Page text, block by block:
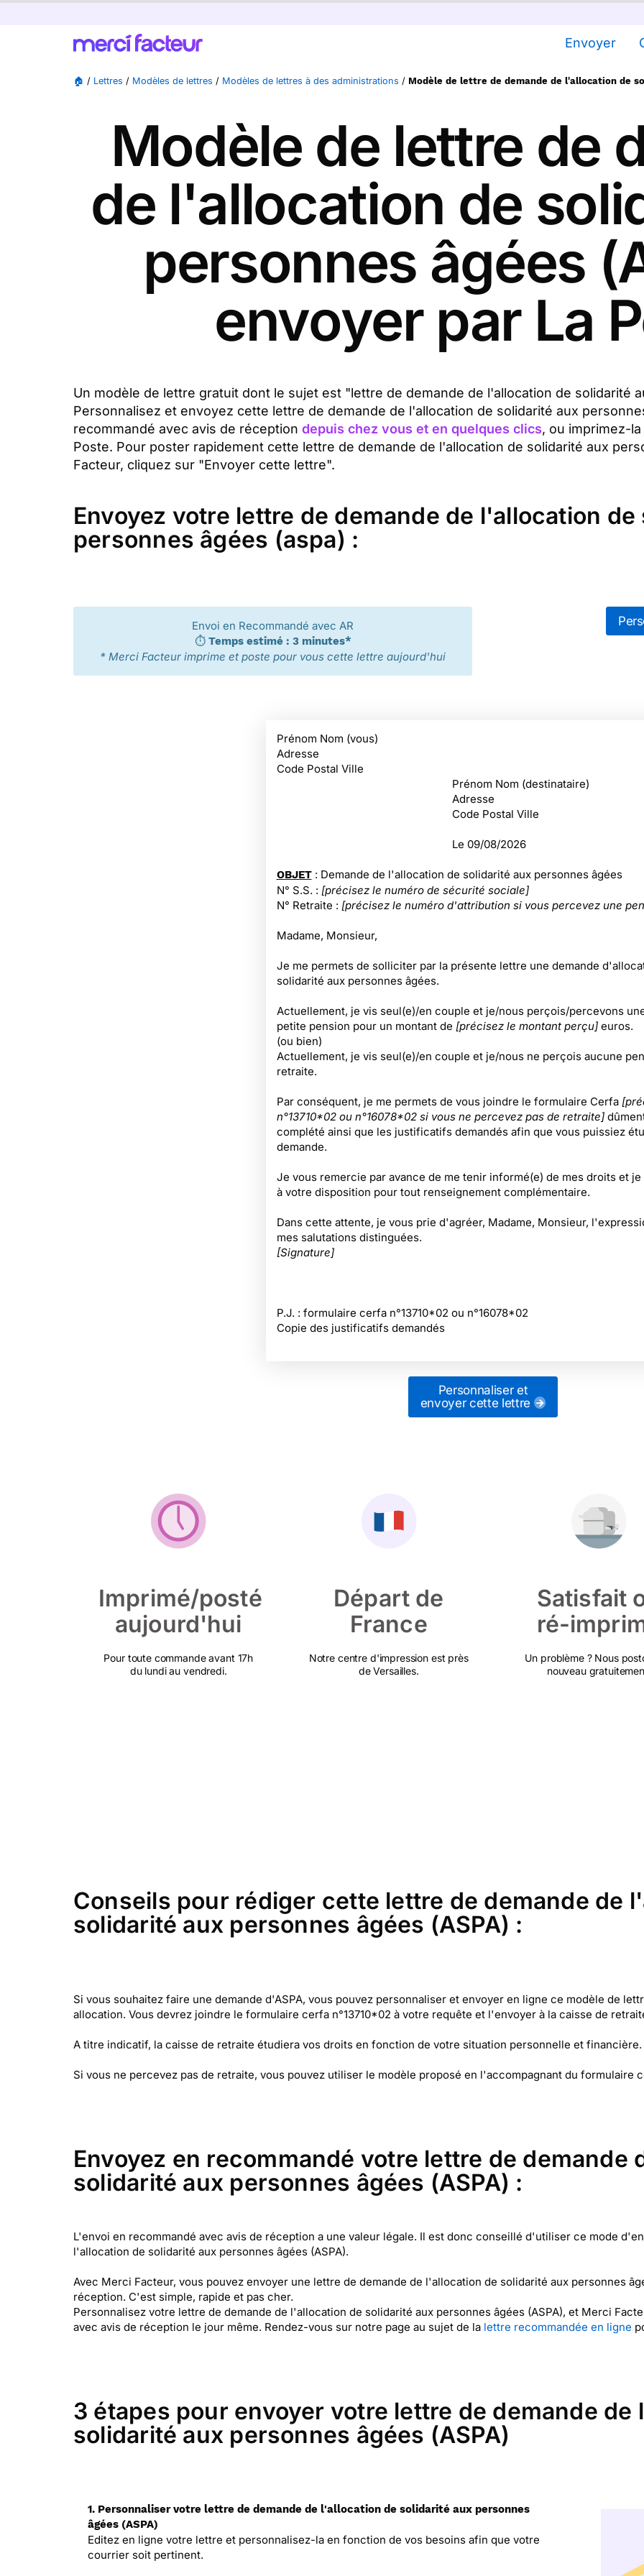
Envoyer
🏠 / Lettres / Modèles de lettres / Modèles de lettres à des administrations / Modèle de lettre de demande de l'allocation de
Modèle de lettre de
de l'allocation de
personnes âgées
envoyer par La
Un modèle de lettre gratuit dont le sujet est "lettre de demande de l'allocation de solidarité
Personnalisez et envoyez cette lettre de demande de l'allocation de solidarité aux
recommandé avec avis de réception depuis chez vous et en quelques clics, ou imprimez-
Poste. Pour poster rapidement cette lettre de demande de l'allocation de solidarité aux
Facteur, cliquez sur "Envoyer cette lettre".
Envoyez votre lettre de demande de l'allocation
personnes âgées (aspa) :
Envoi en Recommandé avec AR
⏱️ Temps estimé : 3 minutes*
* Merci Facteur imprime et poste pour vous cette lettre aujourd'hui
Prénom Nom (vous)
Adresse
Code Postal Ville
Prénom Nom (destinataire)
Adresse
Code Postal Ville
Le 09/08/2026
OBJET : Demande de l'allocation de solidarité aux personnes âgées
N° S.S. : [précisez le numéro de sécurité sociale]
N° Retraite : [précisez le numéro d'attribution si vous percevez une
Madame, Monsieur,
Je me permets de solliciter par la présente lettre une demande
solidarité aux personnes âgées.
Actuellement, je vis seul(e)/en couple et je/nous perçois/percevons
petite pension pour un montant de [précisez le montant perçu]euros.
(ou bien)
Actuellement, je vis seul(e)/en couple et je/nous ne perçois aucune
retraite.
Par conséquent, je me permets de vous joindre le formulaire Cerfa
n°13710*02 ou n°16078*02 si vous ne percevez pas de retraite]
complété ainsi que les justificatifs demandés afin que vous puissiez
demande.
Je vous remercie par avance de me tenir informé(e) de mes droits et je
à votre disposition pour tout renseignement complémentaire.
Dans cette attente, je vous prie d'agréer, Madame, Monsieur,
mes salutations distinguées.
[Signature]
P.J. : formulaire cerfa n°13710*02 ou n°16078*02
Copie des justificatifs demandés
Personnaliser et
envoyer cette lettre
Imprimé/posté
aujourd'hui
Pour toute commande avant 17h
du lundi au vendredi.
Départ de
France
Notre centre d'impression est près
de Versailles.
Satisfait
ré-
Un problème ? Nous
nouveau
Conseils pour rédiger cette lettre de demande de
solidarité aux personnes âgées (ASPA) :
Si vous souhaitez faire une demande d'ASPA, vous pouvez personnaliser et envoyer en ligne ce modèle de
allocation. Vous devrez joindre le formulaire cerfa n°13710*02 à votre requête et l'envoyer à la caisse de
A titre indicatif, la caisse de retraite étudiera vos droits en fonction de votre situation personnelle et financière.
Si vous ne percevez pas de retraite, vous pouvez utiliser le modèle proposé en l'accompagnant du formulaire
Envoyez en recommandé votre lettre de demande
solidarité aux personnes âgées (ASPA) :
L'envoi en recommandé avec avis de réception a une valeur légale. Il est donc conseillé d'utiliser ce mode
l'allocation de solidarité aux personnes âgées (ASPA).
Avec Merci Facteur, vous pouvez envoyer une lettre de demande de l'allocation de solidarité aux personnes
réception. C'est simple, rapide et pas cher.
Personnalisez votre lettre de demande de l'allocation de solidarité aux personnes âgées (ASPA), et Merci
avec avis de réception le jour même. Rendez-vous sur notre page au sujet de la lettre recommandée en ligne
3 étapes pour envoyer votre lettre de demande de
solidarité aux personnes âgées (ASPA)
1. Personnaliser votre lettre de demande de l'allocation de solidarité aux personnes
âgées (ASPA)
Editez en ligne votre lettre et personnalisez-la en fonction de vos besoins afin que votre
courrier soit pertinent.